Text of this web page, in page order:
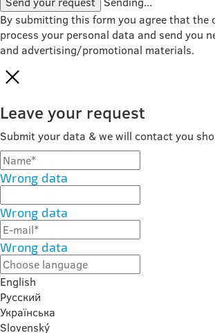
By submitting this form you agree that the
process your personal data and send you
and advertising/promotional materials.
Leave your request
Submit your data & we will contact you
Wrong data
Wrong data
Wrong data
English
Русский
Українська
Slovenský